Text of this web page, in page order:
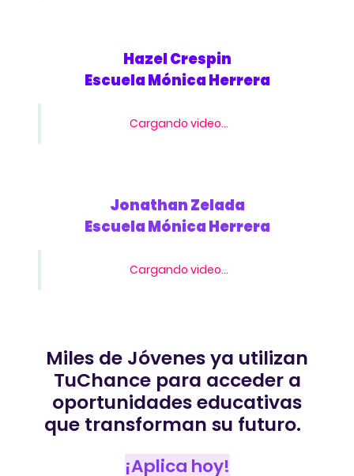
Hazel Crespin
Escuela Mónica Herrera
Cargando video...
Jonathan Zelada
Escuela Mónica Herrera
Cargando video...
Miles de Jóvenes ya utilizan
TuChance para acceder a
oportunidades educativas
que transforman su futuro.
¡Aplica hoy!